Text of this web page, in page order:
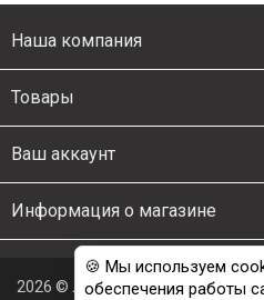
Наша компания
Товары
Ваш аккаунт
Информация о магазине
2026 © Люкс Постель
🍪 Мы используем
обеспечения работы